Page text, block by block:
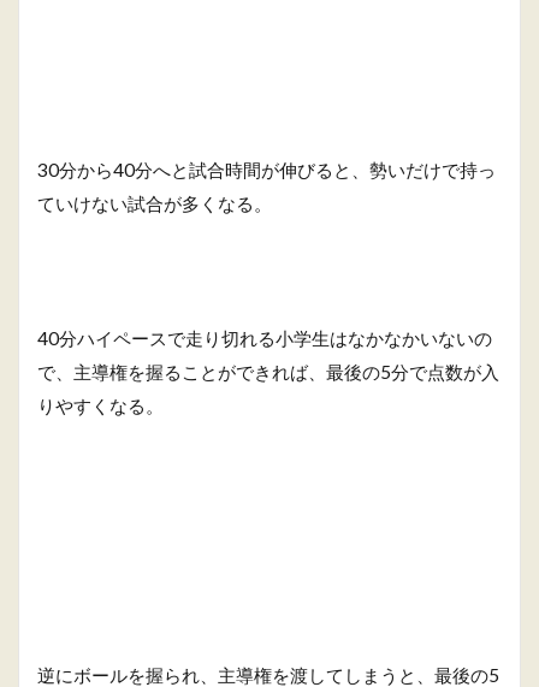
30分から40分へと試合時間が伸びると、勢いだけで持っ
ていけない試合が多くなる。
40分ハイペースで走り切れる小学生はなかなかいないの
で、主導権を握ることができれば、最後の5分で点数が入
りやすくなる。
逆にボールを握られ、主導権を渡してしまうと、最後の5